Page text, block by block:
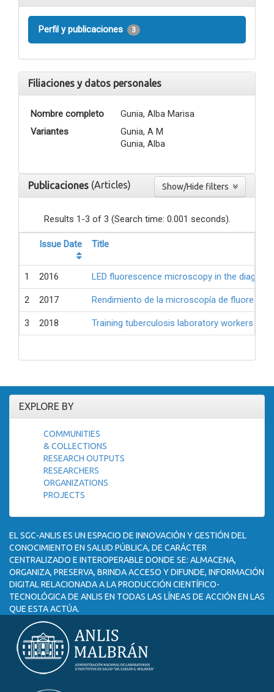
Perfil y publicaciones 3
Filiaciones y datos personales
Nombre completo
Gunia, Alba Marisa
Variantes
Gunia, A M
Gunia, Alba
Publicaciones (Articles)
Results 1-3 of 3 (Search time: 0.001 seconds).
Issue Date Title
1 2016 LED fluorescence microscopy in the
2 2017 Rendimiento de la microscopía de
3 2018 Training tuberculosis laboratory workers in
EXPLORE BY
COMMUNITIES
& COLLECTIONS
RESEARCH OUTPUTS
RESEARCHERS
ORGANIZATIONS
PROJECTS
EL SGC-ANLIS ES UN ESPACIO DE INNOVACIÓN Y GESTIÓN DEL
CONOCIMIENTO EN SALUD PÚBLICA, DE CARÁCTER
CENTRALIZADO E INTEROPERABLE DONDE SE: ALMACENA,
ORGANIZA, PRESERVA, BRINDA ACCESO Y DIFUNDE, INFORMACIÓN
DIGITAL RELACIONADA A LA PRODUCCIÓN CIENTÍFICO-
TECNOLÓGICA DE ANLIS EN TODAS LAS LÍNEAS DE ACCIÓN EN LAS
QUE ESTA ACTÚA.